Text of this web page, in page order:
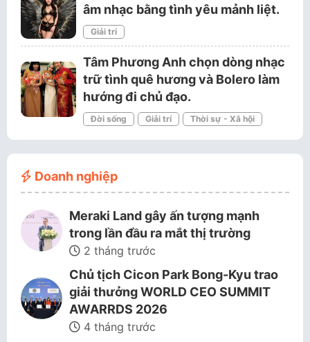
âm nhạc bằng tình yêu mảnh liệt.
Giải trí
Tâm Phương Anh chọn dòng nhạc
trữ tình quê hương và Bolero làm
hướng đi chủ đạo.
Đời sống Giải trí Thời sự - Xã hội
Doanh nghiệp
Meraki Land gây ấn tượng mạnh
trong lần đầu ra mắt thị trường
2 tháng trước
Chủ tịch Cicon Park Bong-Kyu trao
giải thưởng WORLD CEO SUMMIT
AWARRDS 2026
4 tháng trước